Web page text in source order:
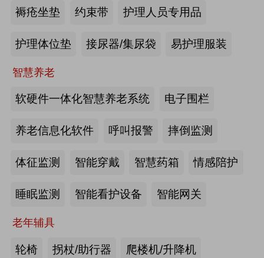
褥疮坐垫 约束带 护理人员专用品
护理体位垫 接尿器/集尿袋 易护理服装
智慧养老
软硬件一体化智慧养老系统 电子围栏
养老信息化软件 呼叫报警 摔倒监测
体征监测 智能穿戴 智慧药箱 情感陪护
睡眠监测 智能看护设备 智能网关
老年辅具
轮椅 拐杖/助行器 爬楼机/升降机
业陆家嘴峰会议程首发，早鸟通道同
步开放
来源:养老福祉圈 2026-07-23
施数量已达39.6万个
来源:中国新闻网
展千人老年脑健康专项关爱活动